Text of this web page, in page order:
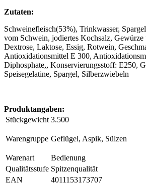
Zutaten:
Schweinefleisch(53%), Trinkwasser,
vom Schwein, jodiertes Kochsalz, Gewürze
Dextrose, Laktose, Essig, Rotwein,
Antioxidationsmittel E 300,
Diphosphate,, Konservierungsstoff: E250,
Speisegelatine, Spargel, Silberzwiebeln
Produktangaben:
Stückgewicht 3.500
Warengruppe Geflügel, Aspik, Sülzen
Warenart
Bedienung
Qualitätsstufe Spitzenqualität
EAN
4011153173707